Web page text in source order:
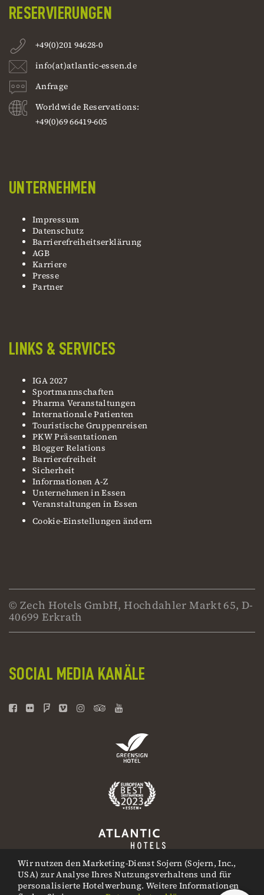
RESERVIERUNGEN
+49(0)201 94628-0
info(at)atlantic-essen.de
Anfrage
Worldwide Reservations:
+49(0)69 66419-605
UNTERNEHMEN
Impressum
Datenschutz
Barrierefreiheitserklärung
AGB
Karriere
Presse
Partner
LINKS & SERVICES
IGA 2027
Sportmannschaften
Pharma Veranstaltungen
Internationale Patienten
Touristische Gruppenreisen
PKW Präsentationen
Blogger Relations
Barrierefreiheit
Sicherheit
Informationen A-Z
Unternehmen in Essen
Veranstaltungen in Essen
Cookie-Einstellungen ändern
Wir nutzen den Marketing-Dienst Sojern (Sojern, Inc.,
USA) zur Analyse Ihres Nutzungsverhaltens und für
personalisierte Hotelwerbung. Weitere Informationen
© Zech Hotels GmbH, Hochdahler Markt 65, D-
40699 Erkrath
SOCIAL MEDIA KANÄLE